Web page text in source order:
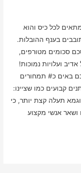
לכל כיס והוא
בענף ההובלות.
סכומים מטורפים,
ועלויות נמוכות!
באים כ# תמחורים
קבועים כמו שציינו:
תעלה קצת יותר, כי
ושאר אנשי מקצוע